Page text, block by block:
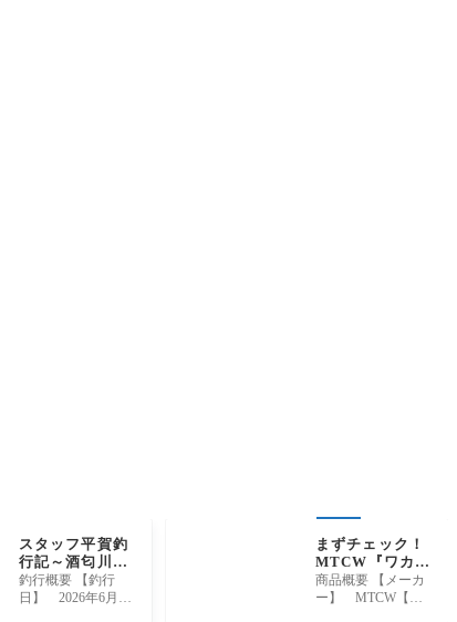
スタッフ平賀釣
行記～酒匂川
漁協事務所上
流〜報徳橋下流/
釣行概要 【釣行
日】 2026年6月24
まずチェック！
MTCW『ワカサ
ギリール用ダイ
ワ、シマノモー
商品概要 【メーカ
ー】 MTCW【商